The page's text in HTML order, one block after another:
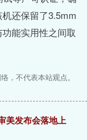
还保留了3.5mm
能实用性之间取
，不代表本站观点。
美发布会落地上